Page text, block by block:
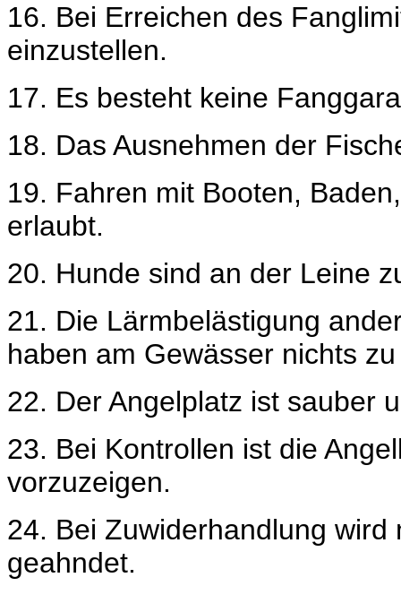
16. Bei Erreichen des
einzustellen.
17. Es besteht keine
18. Das Ausnehmen der
19. Fahren mit Booten,
erlaubt.
20. Hunde sind an der Leine
21. Die Lärmbelästigung
haben am Gewässer nichts
22. Der Angelplatz ist sauber
23. Bei Kontrollen ist die
vorzuzeigen.
24. Bei Zuwiderhandlung
geahndet.